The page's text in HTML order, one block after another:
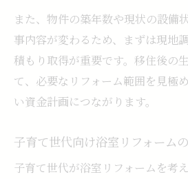
また、物件の築年数や現状の設備
事内容が変わるため、まずは現地
積もり取得が重要です。移住後の
て、必要なリフォーム範囲を見極
い資金計画につながります。
子育て世代向け浴室リフォーム
子育て世代が浴室リフォームを考